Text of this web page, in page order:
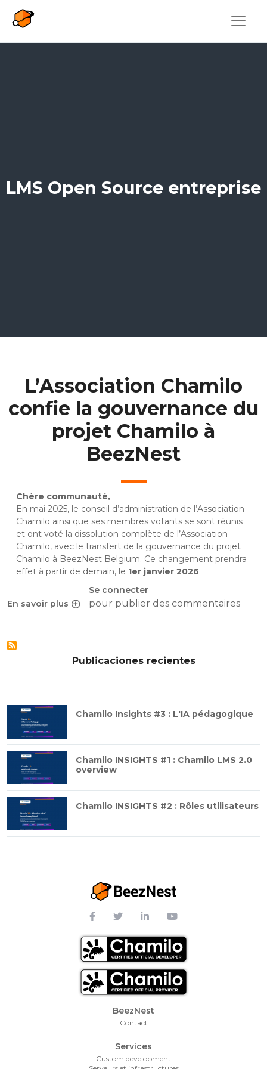
LMS Open Source entreprise
L’Association Chamilo
confie la gouvernance du
projet Chamilo à
BeezNest
En savoir plus
sur L’Association Chamilo confie la gouvernance du
Se connecter
pour publier des commentaires
Chère communauté,
En mai 2025, le conseil d’administration de l’Association
Chamilo ainsi que ses membres votants se sont réunis
et ont voté la dissolution complète de l’Association
Chamilo, avec le transfert de la gouvernance du projet
Chamilo à BeezNest Belgium. Ce changement prendra
effet à partir de demain, le 1er janvier 2026.
Publicaciones recientes
Chamilo Insights #3 : L'IA pédagogique
Chamilo INSIGHTS #1 : Chamilo LMS 2.0
overview
Chamilo INSIGHTS #2 : Rôles utilisateurs
Footer Menu
BeezNest
Contact
Services
Custom development